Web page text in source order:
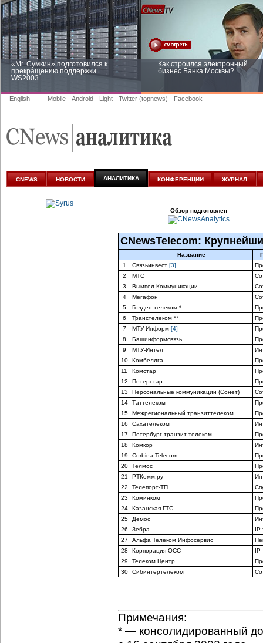
«Mr. Сумкин» подготовился к
прекращению поддержки
WS2003
Как строился электронный
бизнес Банка Москвы?
аналитике
English Mobile Android Light Twitter (topnews) Facebook
CNEWS НОВОСТИ АНАЛИТИКА КОНФЕРЕНЦИИ ЖУРНАЛ
Обзор подготовлен
CNewsTelecom:
Название
1
Связьинвест [3]
2
МТС
3
Вымпел-Коммуникации
4
Мегафон
5
Голден телеком *
6
Транстелеком **
7
МТУ-Информ [4]
8
Башинформсвязь
9
МТУ-Интел
10
Комбеллга
11
Комстар
12
Петерстар
13
Персональные коммуникации (Сонет)
14
Таттелеком
15
Межрегиональный транзиттелеком
16
Сахателеком
17
Петербург транзит телеком
18
Комкор
19
Corbina Telecom
20
Телмос
21
РТКомм.ру
22
Телепорт-ТП
23
Коминком
24
Казанская ГТС
25
Демос
26
Зебра
27
Альфа Телеком Инфосервис
28
Корпорация ОСС
29
Телеком Центр
30
Сибинтертелеком
Примечания:
* — консолидированный